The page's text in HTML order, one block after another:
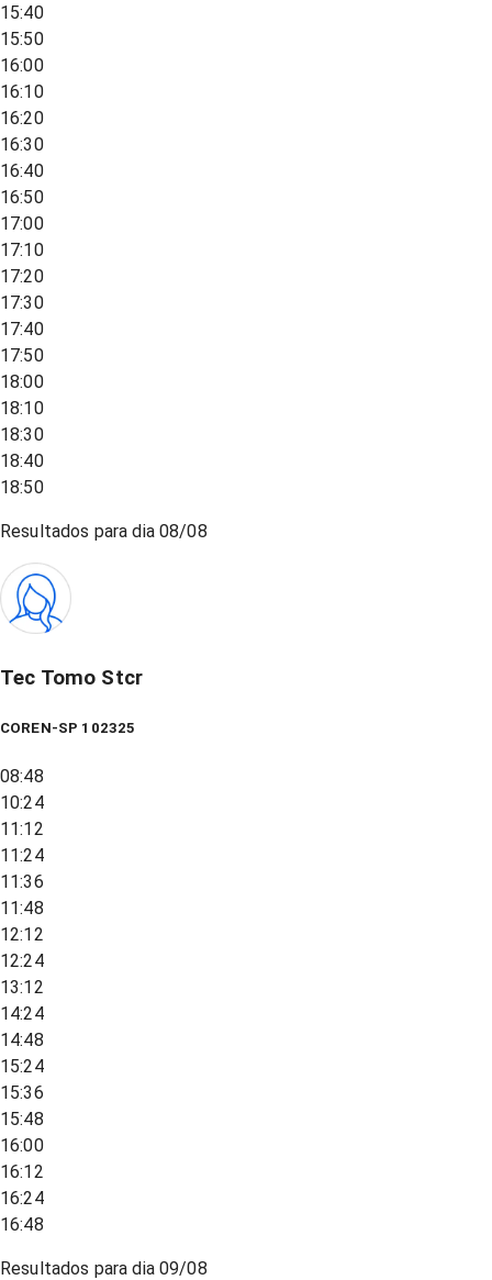
15:40
15:50
16:00
16:10
16:20
16:30
16:40
16:50
17:00
17:10
17:20
17:30
17:40
17:50
18:00
18:10
18:30
18:40
18:50
Resultados para dia08/08
Tec Tomo Stcr
COREN-SP 102325
08:48
10:24
11:12
11:24
11:36
11:48
12:12
12:24
13:12
14:24
14:48
15:24
15:36
15:48
16:00
16:12
16:24
16:48
Resultados para dia09/08